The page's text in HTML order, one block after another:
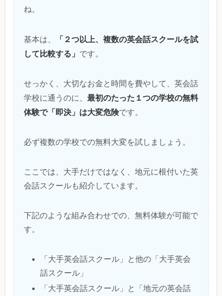
ね。
基本は、
「２つ以上、複数の英会話スクールを試
して比較する」 です。
せっかく、大切なお金と時間を費やして、英会話
学校に通うのに、 最初のたった１つの学校の無料
体験で「即決」は大変危険です。
必ず複数の学校での無料大変を試しましょう。
ここでは、大手だけではなく、地元に根付いた英
会話スクールも紹介しています。
下記のような組み合わせでの、無料体験が可能で
す。
「大手英会話スクール」と他の「大手英会
話スクール」
「大手英会話スクール」と「地元の英会話